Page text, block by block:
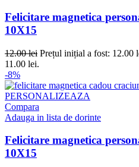
Felicitare magnetica
10X15
12.00lei Prețul inițial a fost: 12.00
11.00 lei.
-8%
PERSONALIZEAZA
Compara
Adauga in lista de dorinte
Felicitare magnetica
10X15